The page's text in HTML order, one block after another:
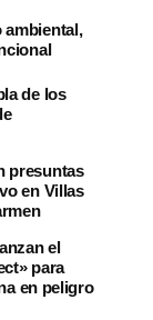
ambiental,
de los
presuntas
en Villas
el
para
en peligro